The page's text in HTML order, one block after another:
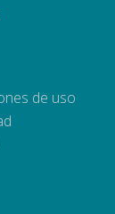
de uso